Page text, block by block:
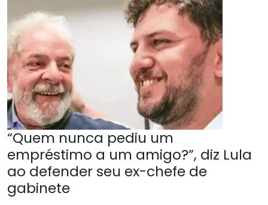
“Quem nunca pediu um
empréstimo a um amigo?”, diz Lula
ao defender seu ex-chefe de
gabinete